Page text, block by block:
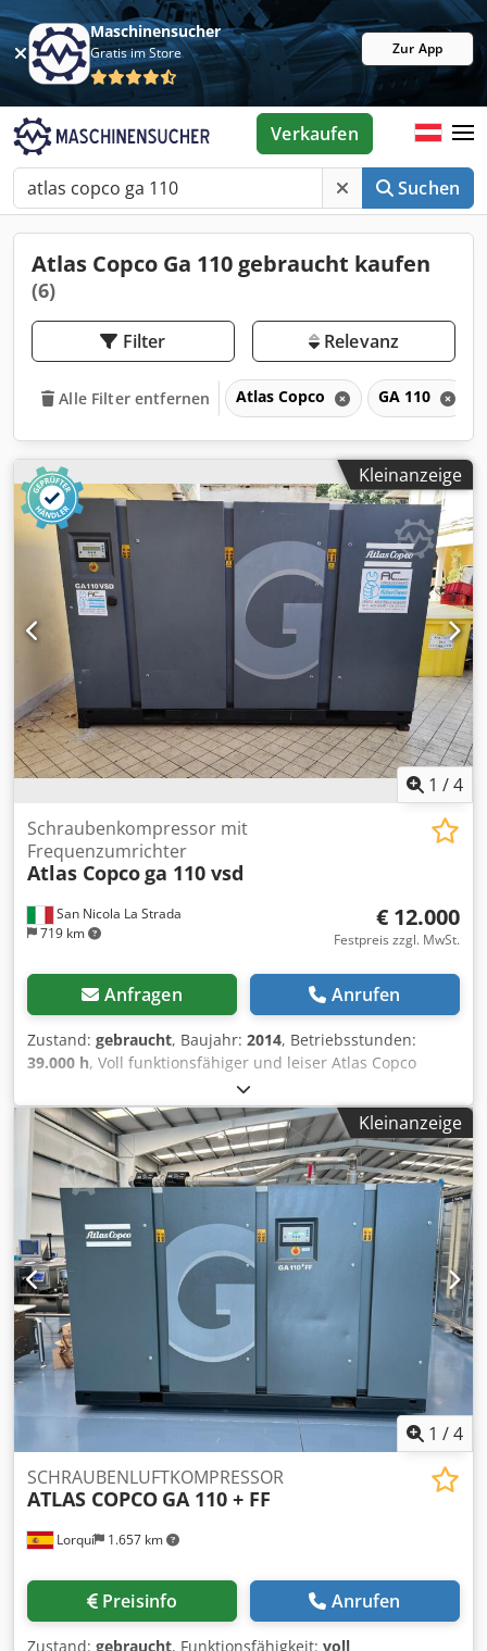
Maschinensucher
Gratis im Store Zur App
Suchen
Verkaufen
Atlas Copco Ga 110 gebraucht kaufen
(6)
Filter Relevanz
Alle Filter entfernen Atlas Copco GA 110
Kleinanzeige
1 /4
San Nicola La Strada
719 km
Schraubenkompressor mit
Frequenzumrichter
Atlas Copcoga 110 vsd
€ 12.000
Festpreis zzgl. MwSt.
Anfragen Anrufen
Zustand: gebraucht, Baujahr: 2014, Betriebsstunden:
39.000 h, Voll funktionsfähiger und leiser Atlas Copco
Kompressor (wir sind offizieller Vertragshändler).
Hauptmerkmale: Max. Druck: 10 bar Codpfx Alezc Hmhj Isrf
Liefermenge: 19.200 l/min Leistung: 110 kW / 150 PSKleinanzeige
1 /4
Lorquí 1.657 km
SCHRAUBENLUFTKOMPRESSOR
ATLAS COPCO GA 110 + FF
Preisinfo Anrufen
Zustand: gebraucht, Funktionsfähigkeit: voll